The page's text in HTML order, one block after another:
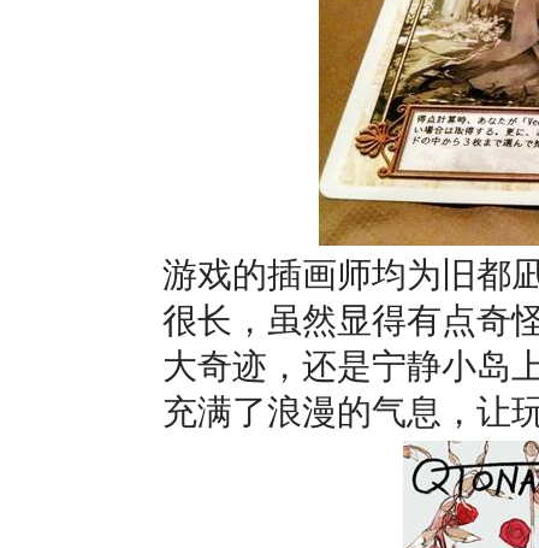
游戏的插画师均为旧都
很长，虽然显得有点奇
大奇迹，还是宁静小岛
充满了浪漫的气息，让